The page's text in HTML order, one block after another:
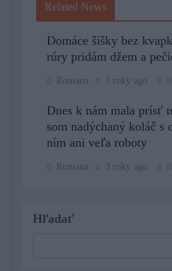
Related News
Domáce šišky bez
rúry pridám džem a
Romana 3 roky ago
Dnes k nám mala prísť
som nadýchaný koláč s
ním ani veľa roboty
Romana 3 roky ago
Hľadať